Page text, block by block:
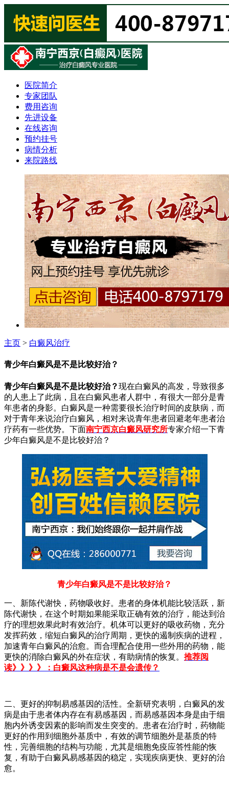
医院简介
专家团队
费用咨询
先进设备
在线咨询
预约挂号
病情分析
来院路线
主页 > 白癜风治疗
青少年白癜风是不是比较好治？
青少年白癜风是不是比较好治？现在白癜风的高发，导致很多
的人患上了此病，且在白癜风患者人群中，有很大一部分是青
年患者的身影。白癜风是一种需要很长治疗时间的皮肤病，而
对于青年来说治疗白癜风，相对来说青年患者回避老年患者治
疗药有一些优势。下面南宁西京白癜风研究所专家介绍一下青
少年白癜风是不是比较好治？
青少年白癜风是不是比较好治？
一、新陈代谢快，药物吸收好。患者的身体机能比较活跃，新
陈代谢快，在这个时期如果能采取正确有效的治疗，能达到治
疗的理想效果此时有效治疗。机体可以更好的吸收药物，充分
发挥药效，缩短白癜风的治疗周期，更快的遏制疾病的进程，
加速青年白癜风的治愈。而合理配合使用一些外用的药物，能
更快的消除白癜风的外在症状，有助病情的恢复。 推荐阅
读》》》》：白癜风这种病是不是会遗传？
二、更好的抑制易感基因的活性。全新研究表明，白癜风的发
病是由于患者体内存在有易感基因，而易感基因本身是由于细
胞内外诱变因素的影响而发生突变的。患者在治疗时，药物能
更好的作用到细胞外基质中，有效的调节细胞外是基质的特
性，完善细胞的结构与功能，尤其是细胞免疫应答性能的恢
复，有助于白癜风易感基因的稳定，实现疾病更快、更好的治
愈。